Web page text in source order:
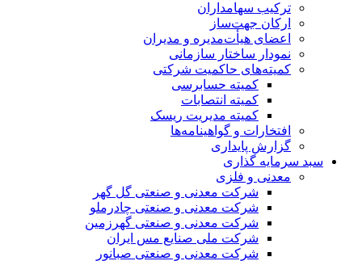
ترکیب سهامداران
ارکان جهت‌ساز
اعضای هیأت‌مدیره و مدیران
نمودار ساختار سازمانی
کمیته‌های حاکمیت شرکتی
کمیته حسابرسی
کمیته انتصابات
کمیته مدیریت ریسک
افتخارات و گواهینامه‌ها
گزارش پایداری
سبد سرمایه گذاری
معدنی و فلزی
شرکت معدنی و صنعتی گل گهر
شرکت معدنی و صنعتی چادرملو
شرکت معدنی و صنعتی گهرزمین
شرکت ملی صنایع مس ایران
شرکت معدنی و صنعتی صبانور